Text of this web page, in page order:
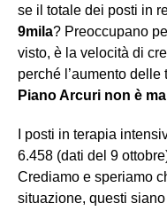
se il totale dei posti in
9mila? Preoccupano
visto, è la velocità di
perché l’aumento
Piano Arcuri non è
I posti in terapia
6.458 (dati del 9
Crediamo e speriamo
situazione, questi